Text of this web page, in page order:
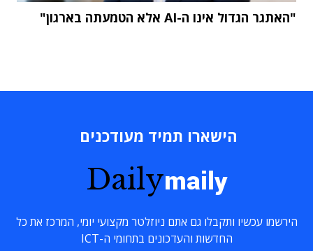
"האתגר הגדול אינו ה-AI אלא הטמעתה בארגון"
הישארו תמיד מעודכנים
Dailymaily
הירשמו עכשיו ותקבלו גם אתם ניוזלטר מקצועי יומי, המרכז את כל
החדשות והעדכונים בתחומי ה-ICT